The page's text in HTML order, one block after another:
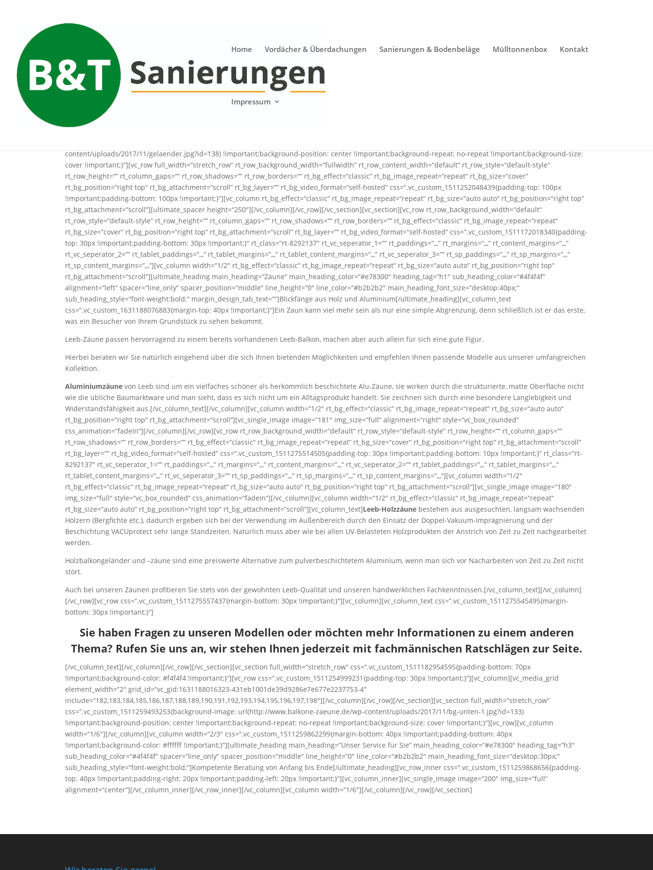
Home Vordächer & Überdachungen Sanierungen & Bodenbeläge Mülltonnenbox Kontakt
Impressum
content/uploads/2017/11/gelaender.jpg?id=138) !important;background-position: center !important;background-repeat: no-repeat !important;background-size:
cover !important;}“][vc_row full_width=“stretch_row“ rt_row_background_width=“fullwidth“ rt_row_content_width=“default“ rt_row_style=“default-style“
rt_row_height=““ rt_column_gaps=““ rt_row_shadows=““ rt_row_borders=““ rt_bg_effect=“classic“ rt_bg_image_repeat=“repeat“ rt_bg_size=“cover“
rt_bg_position=“right top“ rt_bg_attachment=“scroll“ rt_bg_layer=““ rt_bg_video_format=“self-hosted“ css=“.vc_custom_1511252048439{padding-top: 100px
!important;padding-bottom: 100px !important;}“][vc_column rt_bg_effect=“classic“ rt_bg_image_repeat=“repeat“ rt_bg_size=“auto auto“ rt_bg_position=“right top“
rt_bg_attachment=“scroll“][ultimate_spacer height=“250″][/vc_column][/vc_row][/vc_section][vc_section][vc_row rt_row_background_width=“default“
rt_row_style=“default-style“ rt_row_height=““ rt_column_gaps=““ rt_row_shadows=““ rt_row_borders=““ rt_bg_effect=“classic“ rt_bg_image_repeat=“repeat“
rt_bg_size=“cover“ rt_bg_position=“right top“ rt_bg_attachment=“scroll“ rt_bg_layer=““ rt_bg_video_format=“self-hosted“ css=“.vc_custom_1511172018340{padding-
top: 30px !important;padding-bottom: 30px !important;}“ rt_class=“rt-8292137″ rt_vc_seperator_1=““ rt_paddings=“,,,“ rt_margins=“,,,“ rt_content_margins=“,,,“
rt_vc_seperator_2=““ rt_tablet_paddings=“,,,“ rt_tablet_margins=“,,,“ rt_tablet_content_margins=“,,,“ rt_vc_seperator_3=““ rt_sp_paddings=“,,,“ rt_sp_margins=“,,,“
rt_sp_content_margins=“,,,“][vc_column width=“1/2″ rt_bg_effect=“classic“ rt_bg_image_repeat=“repeat“ rt_bg_size=“auto auto“ rt_bg_position=“right top“
rt_bg_attachment=“scroll“][ultimate_heading main_heading=“Zäune“ main_heading_color=“#e78300″ heading_tag=“h1″ sub_heading_color=“#4f4f4f“
alignment=“left“ spacer=“line_only“ spacer_position=“middle“ line_height=“0″ line_color=“#b2b2b2″ main_heading_font_size=“desktop:40px;“
sub_heading_style=“font-weight:bold;“ margin_design_tab_text=““]Blickfänge aus Holz und Aluminium[/ultimate_heading][vc_column_text
css=“.vc_custom_1631188076883{margin-top: 40px !important;}“]Ein Zaun kann viel mehr sein als nur eine simple Abgrenzung, denn schließlich ist er das erste,
was ein Besucher von Ihrem Grundstück zu sehen bekommt.
Leeb-Zäune passen hervorragend zu einem bereits vorhandenen Leeb-Balkon, machen aber auch allein für sich eine gute Figur.
Hierbei beraten wir Sie natürlich eingehend über die sich Ihnen bietenden Möglichkeiten und empfehlen Ihnen passende Modelle aus unserer umfangreichen
Kollektion.
Aluminiumzäune von Leeb sind um ein vielfaches schöner als herkömmlich beschichtete Alu-Zäune, sie wirken durch die strukturierte, matte Oberfläche nicht
wie die übliche Baumarktware und man sieht, dass es sich nicht um ein Alltagsprodukt handelt. Sie zeichnen sich durch eine besondere Langlebigkeit und
Widerstandsfähigkeit aus.[/vc_column_text][/vc_column][vc_column width=“1/2″ rt_bg_effect=“classic“ rt_bg_image_repeat=“repeat“ rt_bg_size=“auto auto“
rt_bg_position=“right top“ rt_bg_attachment=“scroll“][vc_single_image image=“181″ img_size=“full“ alignment=“right“ style=“vc_box_rounded“
css_animation=“fadeIn“][/vc_column][/vc_row][vc_row rt_row_background_width=“default“ rt_row_style=“default-style“ rt_row_height=““ rt_column_gaps=““
rt_row_shadows=““ rt_row_borders=““ rt_bg_effect=“classic“ rt_bg_image_repeat=“repeat“ rt_bg_size=“cover“ rt_bg_position=“right top“ rt_bg_attachment=“scroll“
rt_bg_layer=““ rt_bg_video_format=“self-hosted“ css=“.vc_custom_1511275514505{padding-top: 30px !important;padding-bottom: 10px !important;}“ rt_class=“rt-
8292137″ rt_vc_seperator_1=““ rt_paddings=“,,,“ rt_margins=“,,,“ rt_content_margins=“,,,“ rt_vc_seperator_2=““ rt_tablet_paddings=“,,,“ rt_tablet_margins=“,,,“
rt_tablet_content_margins=“,,,“ rt_vc_seperator_3=““ rt_sp_paddings=“,,,“ rt_sp_margins=“,,,“ rt_sp_content_margins=“,,,“][vc_column width=“1/2″
rt_bg_effect=“classic“ rt_bg_image_repeat=“repeat“ rt_bg_size=“auto auto“ rt_bg_position=“right top“ rt_bg_attachment=“scroll“][vc_single_image image=“180″
img_size=“full“ style=“vc_box_rounded“ css_animation=“fadeIn“][/vc_column][vc_column width=“1/2″ rt_bg_effect=“classic“ rt_bg_image_repeat=“repeat“
rt_bg_size=“auto auto“ rt_bg_position=“right top“ rt_bg_attachment=“scroll“][vc_column_text]Leeb-Holzzäune bestehen aus ausgesuchten, langsam wachsenden
Hölzern (Bergfichte etc.), dadurch ergeben sich bei der Verwendung im Außenbereich durch den Einsatz der Doppel-Vakuum-Imprägnierung und der
Beschichtung VACUprotect sehr lange Standzeiten. Natürlich muss aber wie bei allen UV-Belasteten Holzprodukten der Anstrich von Zeit zu Zeit nachgearbeitet
werden.
Holzbalkongeländer und –zäune sind eine preiswerte Alternative zum pulverbeschichtetem Aluminium, wenn man sich vor Nacharbeiten von Zeit zu Zeit nicht
stört.
Auch bei unseren Zäunen profitieren Sie stets von der gewohnten Leeb-Qualität und unseren handwerklichen Fachkenntnissen.[/vc_column_text][/vc_column]
[/vc_row][vc_row css=“.vc_custom_1511275557437{margin-bottom: 30px !important;}“][vc_column][vc_column_text css=“.vc_custom_1511275545495{margin-
bottom: 30px !important;}“]
Sie haben Fragen zu unseren Modellen oder möchten mehr Informationen zu einem anderen
Thema? Rufen Sie uns an, wir stehen Ihnen jederzeit mit fachmännischen Ratschlägen zur Seite.
[/vc_column_text][/vc_column][/vc_row][/vc_section][vc_section full_width=“stretch_row“ css=“.vc_custom_1511182954595{padding-bottom: 70px
!important;background-color: #f4f4f4 !important;}“][vc_row css=“.vc_custom_1511254999231{padding-top: 30px !important;}“][vc_column][vc_media_grid
element_width=“2″ grid_id=“vc_gid:1631188016323-431eb1001de39d9286e7e677e2237753-4″
include=“182,183,184,185,186,187,188,189,190,191,192,193,194,195,196,197,198″][/vc_column][/vc_row][/vc_section][vc_section full_width=“stretch_row“
css=“.vc_custom_1511259493253{background-image: url(http://www.balkone-zaeune.de/wp-content/uploads/2017/11/bg-unten-1.jpg?id=133)
!important;background-position: center !important;background-repeat: no-repeat !important;background-size: cover !important;}“][vc_row][vc_column
width=“1/6″][/vc_column][vc_column width=“2/3″ css=“.vc_custom_1511259862299{margin-bottom: 40px !important;padding-bottom: 40px
!important;background-color: #ffffff !important;}“][ultimate_heading main_heading=“Unser Service für Sie“ main_heading_color=“#e78300″ heading_tag=“h3″
sub_heading_color=“#4f4f4f“ spacer=“line_only“ spacer_position=“middle“ line_height=“0″ line_color=“#b2b2b2″ main_heading_font_size=“desktop:30px;“
sub_heading_style=“font-weight:bold;“]Kompetente Beratung von Anfang bis Ende[/ultimate_heading][vc_row_inner css=“.vc_custom_1511259868656{padding-
top: 40px !important;padding-right: 20px !important;padding-left: 20px !important;}“][vc_column_inner][vc_single_image image=“200″ img_size=“full“
alignment=“center“][/vc_column_inner][/vc_row_inner][/vc_column][vc_column width=“1/6″][/vc_column][/vc_row][/vc_section]